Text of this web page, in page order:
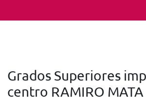
Grados Superiores
centro RAMIRO MATA